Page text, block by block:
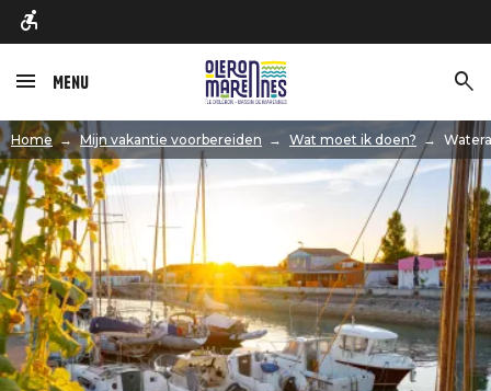
Menu
Home Mijn vakantie voorbereiden Wat moet ik doen?
Afbeelding